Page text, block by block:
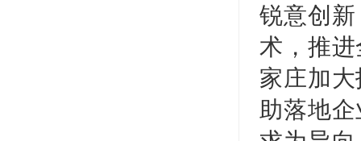
锐意创
术，推
家庄加
助落地